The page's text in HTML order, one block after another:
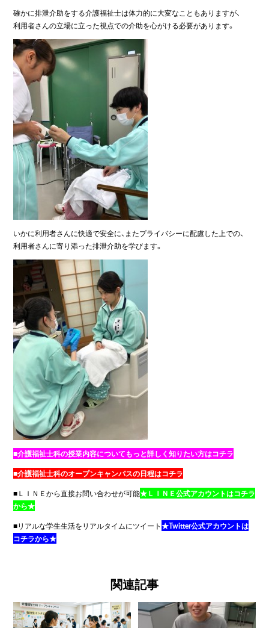
確かに排泄介助をする介護福祉士は体力的に大変なこともありますが、
利用者さんの立場に立った視点での介助を心がける必要があります。
いかに利用者さんに快適で安全に、またプライバシーに配慮した上での、
利用者さんに寄り添った排泄介助を学びます。
■介護福祉士科の授業内容についてもっと詳しく知りたい方はコチラ
■介護福祉士科のオープンキャンパスの日程はコチラ
■ＬＩＮＥから直接お問い合わせが可能★ＬＩＮＥ公式アカウントはコチラ
から★
■リアルな学生生活をリアルタイムにツイート★Twitter公式アカウントは
コチラから★
関連記事